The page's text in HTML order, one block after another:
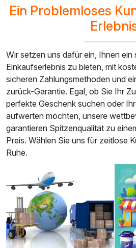
Ein Problemloses
Wir setzen uns dafür ein, Ihnen ein
Einkaufserlebnis zu bieten, mit
sicheren Zahlungsmethoden und
zurück-Garantie. Egal, ob Sie Ihr
perfekte Geschenk suchen oder
aufwerten möchten, unsere
garantieren Spitzenqualität zu
Preis. Wählen Sie uns für zeitlose
Ruhe.